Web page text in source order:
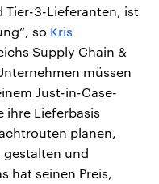
Tier-3-Lieferanten, ist
so Kris
Supply Chain &
müssen
Just-in-Case-
ihre Lieferbasis
planen,
gestalten und
hat seinen Preis,